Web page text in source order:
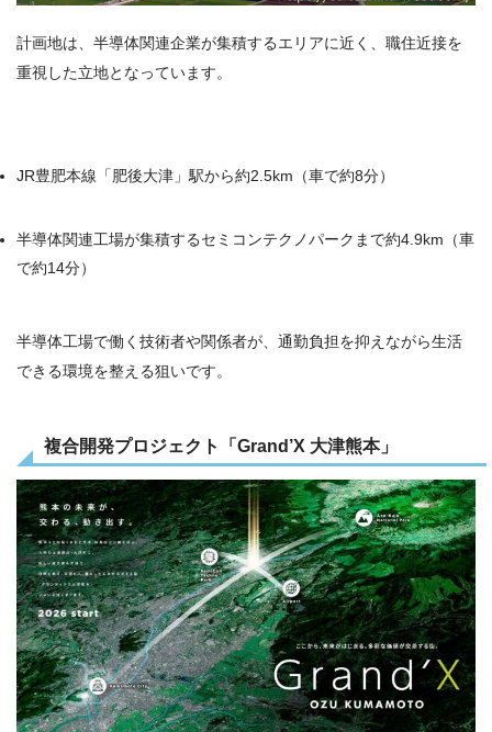
計画地は、半導体関連企業が集積するエリアに近く、職住近接を
重視した立地となっています。
JR豊肥本線「肥後大津」駅から約2.5km（車で約8分）
半導体関連工場が集積するセミコンテクノパークまで約4.9km（車
で約14分）
半導体工場で働く技術者や関係者が、通勤負担を抑えながら生活
できる環境を整える狙いです。
複合開発プロジェクト「Grand’X 大津熊本」